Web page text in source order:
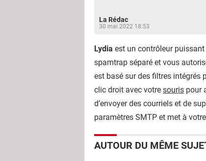
La Rédac
30 mai 2022 18:53
Lydia est un contrôleur puissant
spamtrap séparé et vous
est basé sur des filtres intégrés
clic droit avec votre souris pour
d’envoyer des courriels et de
paramètres SMTP et met à
AUTOUR DU MÊME